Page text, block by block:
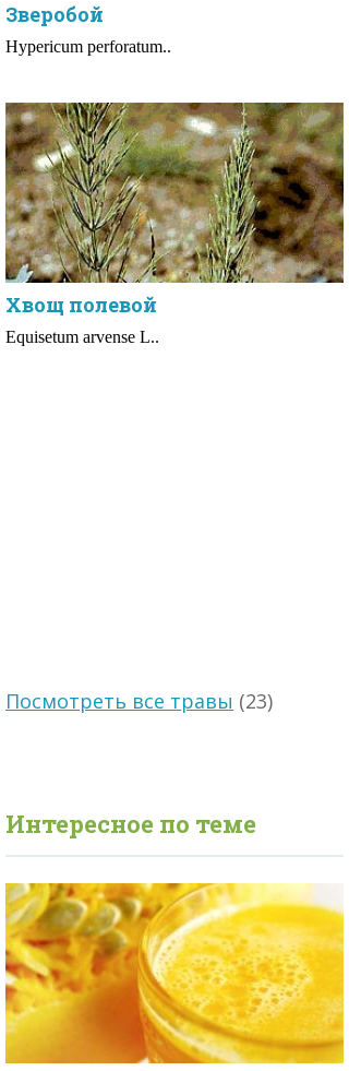
Зверобой
Нуреricum perforatum..
Хвощ полевой
Equisetum arvense L..
Посмотреть все травы (23)
Интересное по теме